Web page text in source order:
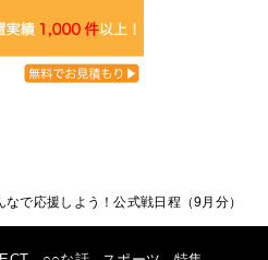
なで応援しよう！公式戦日程（9月分）